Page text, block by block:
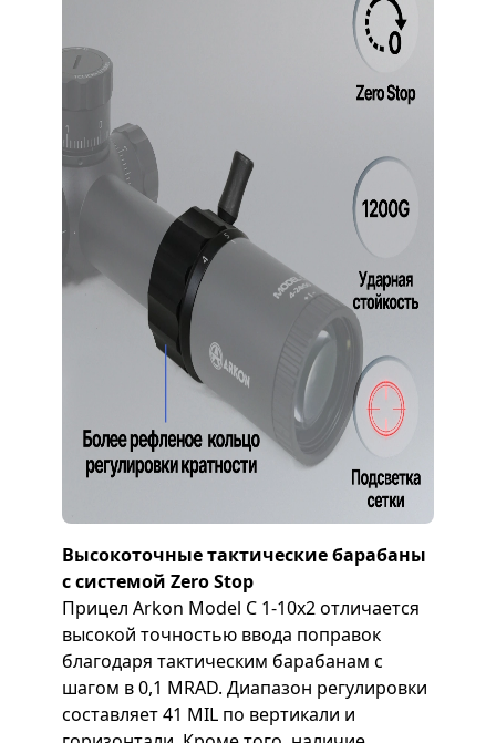
Высокоточные тактические барабаны
с системой Zero Stop
Прицел Arkon Model C 1-10x2 отличается
высокой точностью ввода поправок
благодаря тактическим барабанам с
шагом в 0,1 MRAD. Диапазон регулировки
составляет 41 MIL по вертикали и